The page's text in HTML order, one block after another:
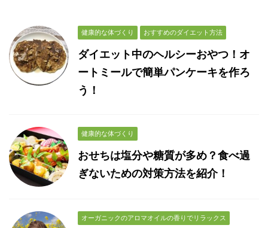
健康的な体づくり おすすめのダイエット方法
ダイエット中のヘルシーおやつ！オ
ートミールで簡単パンケーキを作ろ
う！
健康的な体づくり
おせちは塩分や糖質が多め？食べ過
ぎないための対策方法を紹介！
オーガニックのアロマオイルの香りでリラックス